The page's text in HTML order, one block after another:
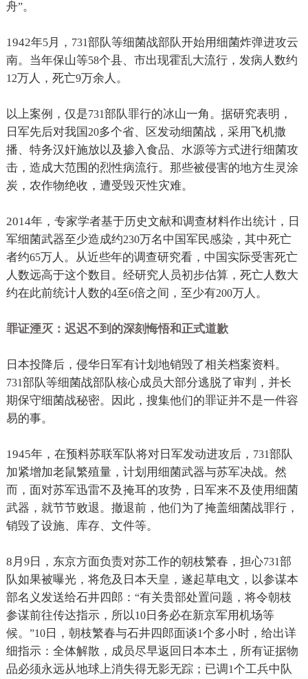
舟”。
1942年5月， 731部队等细菌战部队开始用细菌炸弹进攻云
南。当年保山等58个县、市出现霍乱大流行，发病人数约
12万人，死亡9万余人。
以上案例，仅是731部队罪行的冰山一角。据研究表明，
日军先后对我国 20多个省、区发动细菌战，采用飞机撒
播、特务汉奸施放以及掺入食品、水源等方式进行细菌攻
击，造成大范围的烈性病流行。那些被侵害的地方生灵涂
炭，农作物绝收，遭受毁灭性灾难。
2014年，专家学者基于历史文献和调查材料作出统计，日
军细菌武器至少造成约230万名中国军民感染，其中死亡
者约65万人。从近些年的调查研究看，中国实际受害死亡
人数远高于这个数目。经研究人员初步估算，死亡人数大
约在此前统计人数的4至6倍之间，至少有200万人。
罪证湮灭：迟迟不到的深刻悔悟和正式道歉
日本投降后，侵华日军有计划地销毁了相关档案资料。
731部队等细菌战部队核心成员大部分逃脱了审判，并长
期保守细菌战秘密。因此，搜集他们的罪证并不是一件容
易的事。
1945年，在预料苏联军队将对日军发动进攻后， 731部队
加紧增加老鼠繁殖量，计划用细菌武器与苏军决战。然
而，面对苏军迅雷不及掩耳的攻势，日军来不及使用细菌
武器，就节节败退。撤退前，他们为了掩盖细菌战罪行，
销毁了设施、库存、文件等。
8 月 9日，东京方面负责对苏工作的朝枝繁春，担心731部
队如果被曝光，将危及日本天皇，遂起草电文，以参谋本
部名义发送给石井四郎： “有关贵部处置问题，将令朝枝
参谋前往传达指示，所以10日务必在新京军用机场等
候。 ”10日，朝枝繁春与石井四郎面谈1个多小时，给出详
细指示：全体解散，成员尽早返回日本本土，所有证据物
品必须永远从地球上消失得无影无踪；已调1个工兵中队